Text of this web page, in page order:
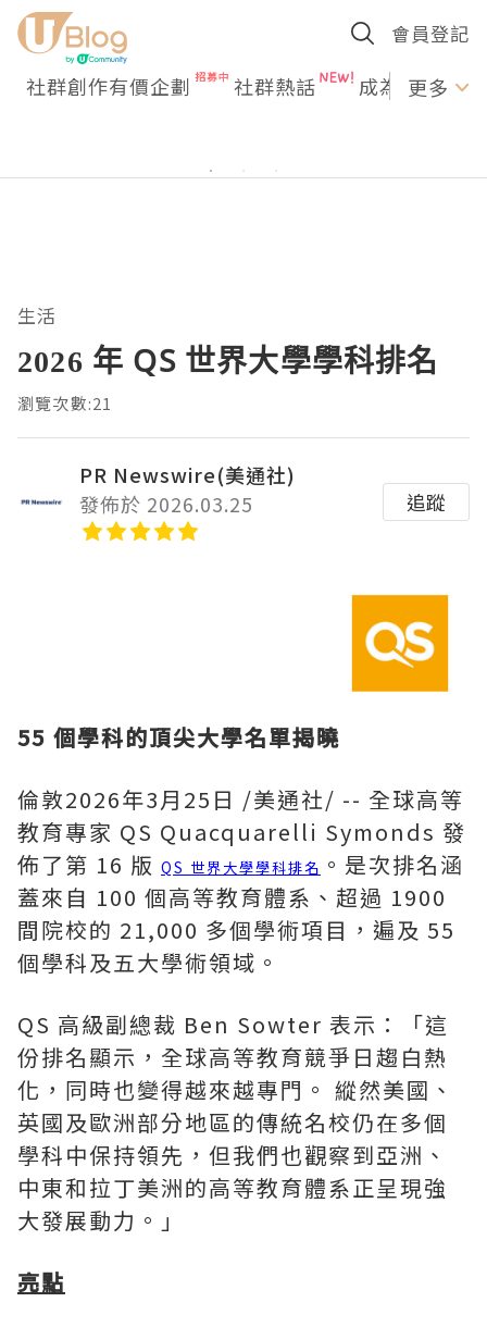
會員登記
社群創作有價企劃 社群熱話 成為U更多
生活
2026 年 QS 世界大學學科排名
瀏覽次數:21
PR Newswire(美通社)
發佈於 2026.03.25
追蹤
55 個學科的頂尖大學名單揭曉
倫敦2026年3月25日 /美通社/ -- 全球高等
教育專家 QS Quacquarelli Symonds 發
佈了第 16 版 QS 世界大學學科排名 。是次排名涵
蓋來自 100 個高等教育體系、超過 1900
間院校的 21,000 多個學術項目，遍及 55
個學科及五大學術領域。
QS 高級副總裁 Ben Sowter 表示：「這
份排名顯示，全球高等教育競爭日趨白熱
化，同時也變得越來越專門。 縱然美國、
英國及歐洲部分地區的傳統名校仍在多個
學科中保持領先，但我們也觀察到亞洲、
中東和拉丁美洲的高等教育體系正呈現強
大發展動力。」
亮點